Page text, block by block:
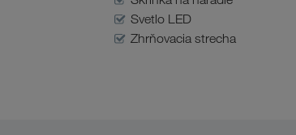
Svetlo LED
Zhrňovacia strecha